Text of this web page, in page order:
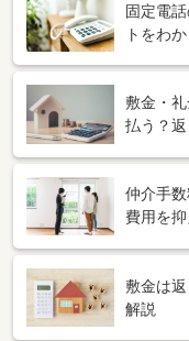
固定電
トをわ
敷金・
払う？
仲介手
費用を
敷金は
解説